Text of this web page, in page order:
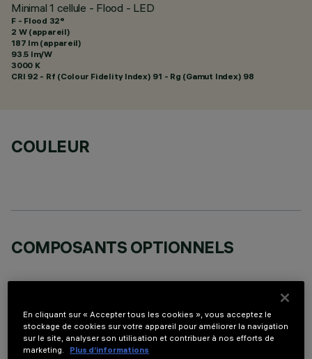
Minimal 1 cellule - Flood - LED
F - Flood 32°
2 W (appareil)
187 lm (appareil)
93.5 lm/W
3000 K
CRI 92 - Rf (Colour Fidelity Index) 91 - Rg (Gamut Index) 98
COULEUR
COMPOSANTS OPTIONNELS
DONNÉES TECHNIQUES
En cliquant sur « Accepter tous les cookies », vous acceptez le
stockage de cookies sur votre appareil pour améliorer la navigation
sur le site, analyser son utilisation et contribuer à nos efforts de
marketing.
Plus d’informations